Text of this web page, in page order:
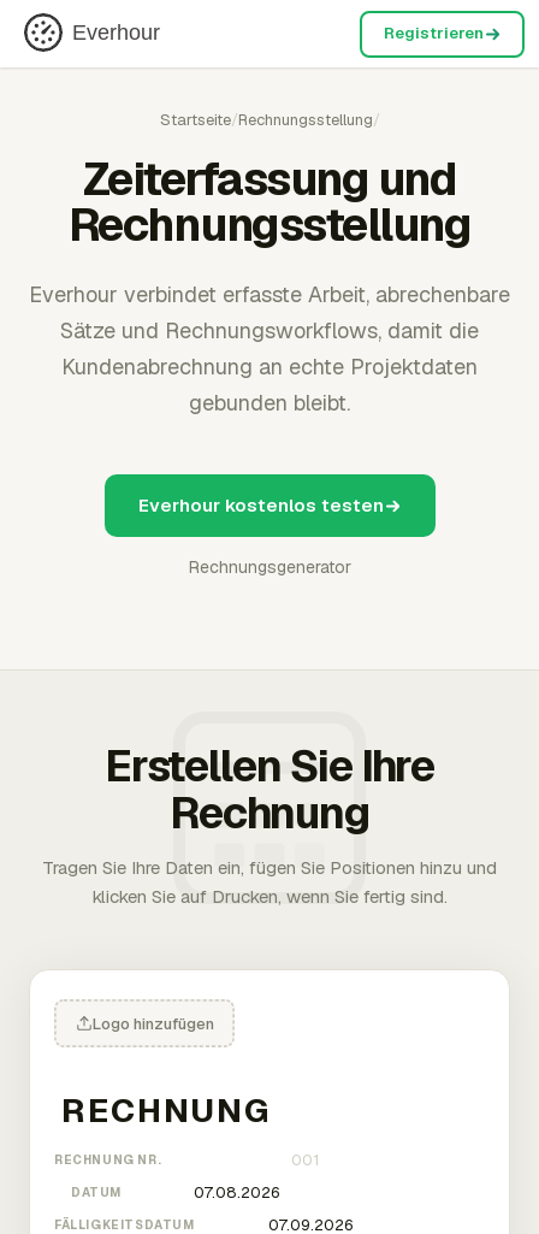
Everhour Registrieren
Startseite/Rechnungsstellung/
Zeiterfassung und
Rechnungsstellung
Everhour verbindet erfasste Arbeit, abrechenbare
Sätze und Rechnungsworkflows, damit die
Kundenabrechnung an echte Projektdaten
gebunden bleibt.
Everhour kostenlos testen
Rechnungsgenerator
Erstellen Sie Ihre
Rechnung
Tragen Sie Ihre Daten ein, fügen Sie Positionen hinzu und
klicken Sie auf Drucken, wenn Sie fertig sind.
Logo hinzufügen
RECHNUNG NR.
DATUM
FÄLLIGKEITSDATUM